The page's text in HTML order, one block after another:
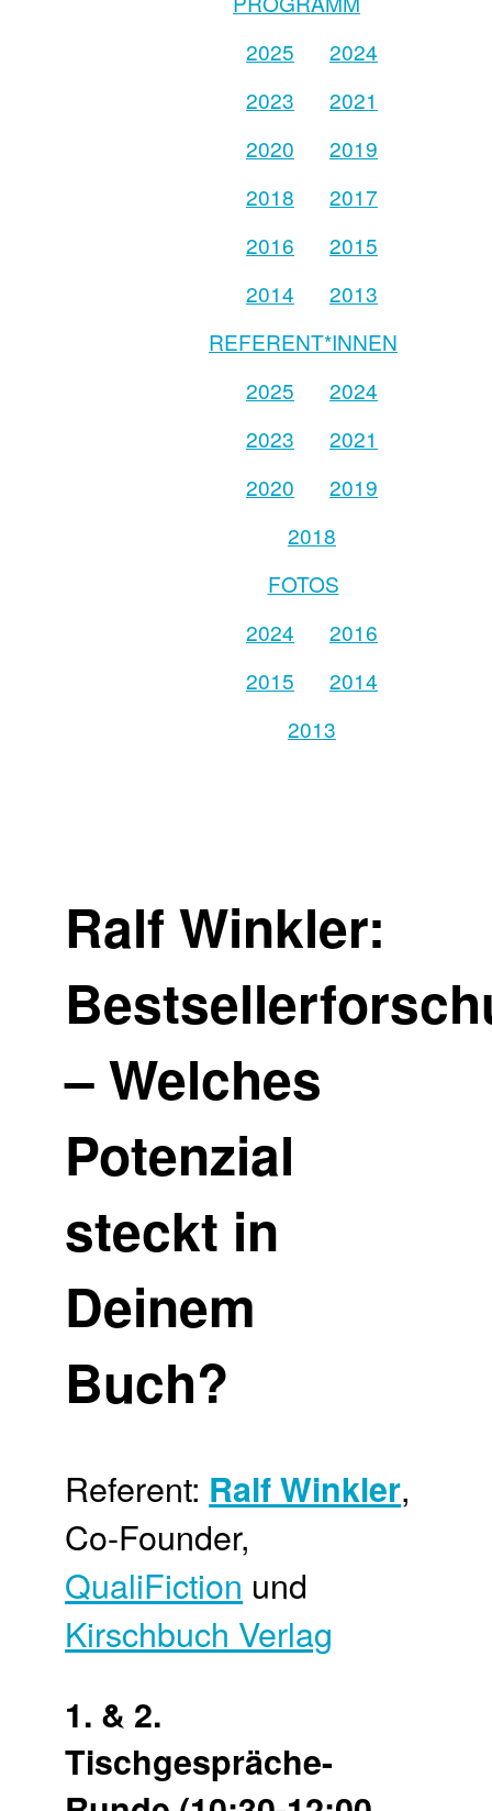
2025
2024
2023
2021
2020
2019
2018
2017
2016
2015
2014
2013
REFERENT*INNEN
2025
2024
2023
2021
2020
2019
2018
FOTOS
2024
2016
2015
2014
2013
Ralf Winkler:
– Welches
Potenzial
steckt in
Deinem
Buch?
Referent: Ralf Winkler,
Co-Founder,
QualiFiction und
Kirschbuch Verlag
1. & 2.
Tischgespräche-